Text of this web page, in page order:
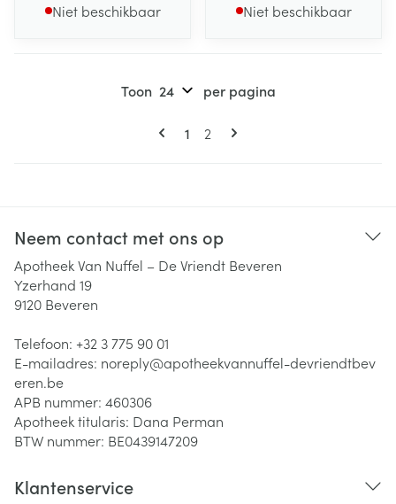
Niet beschikbaar Niet beschikbaar
Pagina's
U lees momenteel pagina
1 Pagina
2
Toon per pagina
Neem contact met ons op
Apotheek Van Nuffel – De Vriendt Beveren
Yzerhand 19
9120 Beveren
Telefoon: +32 3 775 90 01
E-mailadres: noreply@apotheekvannuffel-devriendtbev
eren.be
APB nummer: 460306
Apotheek titularis: Dana Perman
BTW nummer: BE0439147209
Klantenservice